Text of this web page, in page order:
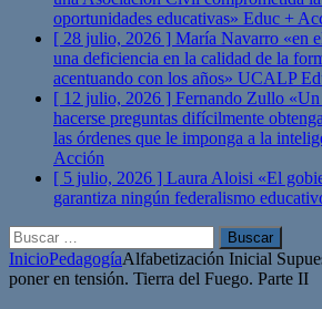
oportunidades educativas» Educ +
[ 28 julio, 2026 ] María Navarro «en
una deficiencia en la calidad de la
acentuando con los años» UCALP
[ 12 julio, 2026 ] Fernando Zullo «Un
hacerse preguntas difícilmente
las órdenes que le imponga a la
Acción
[ 5 julio, 2026 ] Laura Aloisi «El
garantiza ningún federalismo
Buscar:
InicioPedagogíaAlfabetización Inicial
poner en tensión. Tierra del Fuego. Parte II